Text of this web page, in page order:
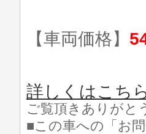
【車両価格】
詳しくはこち
ご覧頂きありがと
■この車への「お